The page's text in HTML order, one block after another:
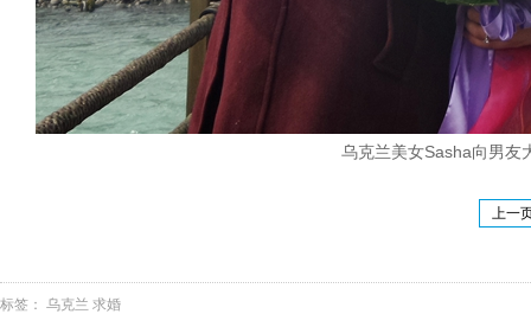
乌克兰美女Sasha向男友
上一
标签： 乌克兰 求婚